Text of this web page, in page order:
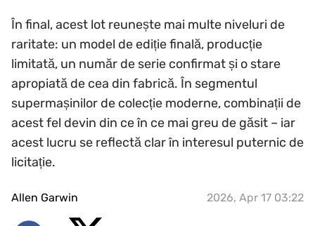
În final, acest lot reunește mai multe niveluri de
raritate: un model de ediție finală, producție
limitată, un număr de serie confirmat și o stare
apropiată de cea din fabrică. În segmentul
supermașinilor de colecție moderne, combinații de
acest fel devin din ce în ce mai greu de găsit – iar
acest lucru se reflectă clar în interesul puternic de
licitație.
Allen Garwin 2026, Apr 17 03:22